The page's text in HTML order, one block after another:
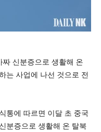
신분증으로 생활해 온
는 사업에 나선 것으로 전
통에 따르면 이달 초 중국
분증으로 생활해 온 탈북